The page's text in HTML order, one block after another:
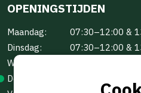
OPENINGSTIJDEN
Maandag:
07:30–12:00 &
Dinsdag:
07:30–12:00 &
Woensdag:
Donderdag: